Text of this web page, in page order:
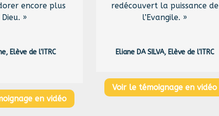
encore plus
Dieu. »
Elève de l'ITRC
en vidéo
redécouvert la puissance de
l’Evangile. »
Eliane DA SILVA, Elève de l'ITRC
Voir le témoignage en vidéo